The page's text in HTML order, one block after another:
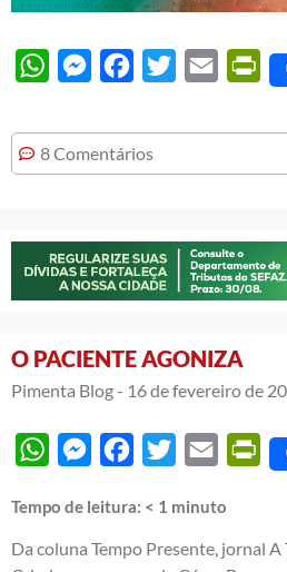
WhatsAppMessengerFacebook
Twitter Email
8 Comentários
O PACIENTE AGONIZA
Pimenta Blog - 16 de fevereiro de
WhatsAppMessengerFacebook
Twitter Email
Tempo de leitura: < 1 minuto
Da coluna Tempo Presente, jornal A